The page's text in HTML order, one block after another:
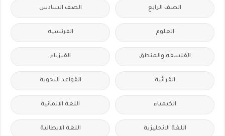
الصف الرابع الصف السادس
العلوم الفرنسيه
الفلسفة والمنطق الفيزياء
القرائية القواعد النحوية
الكيمياء اللغة الالمانية
اللغة الانجليزية اللغة الايطالية